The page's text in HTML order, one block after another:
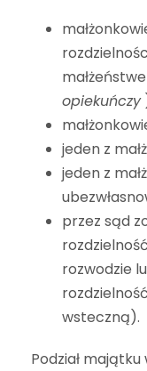
opiekuńczy
jeden z
jeden z
przez sąd
rozwodzie
wsteczną).
Podział